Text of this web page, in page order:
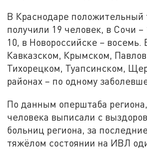
В Краснодаре положительный
получили 19 человек, в Сочи –
10, в Новороссийске – восемь.
Кавказском, Крымском,
Тихорецком, Туапсинском,
районах – по одному
По данным оперштаба
человека выписали с
больниц региона, за
тяжёлом состоянии на ИВЛ